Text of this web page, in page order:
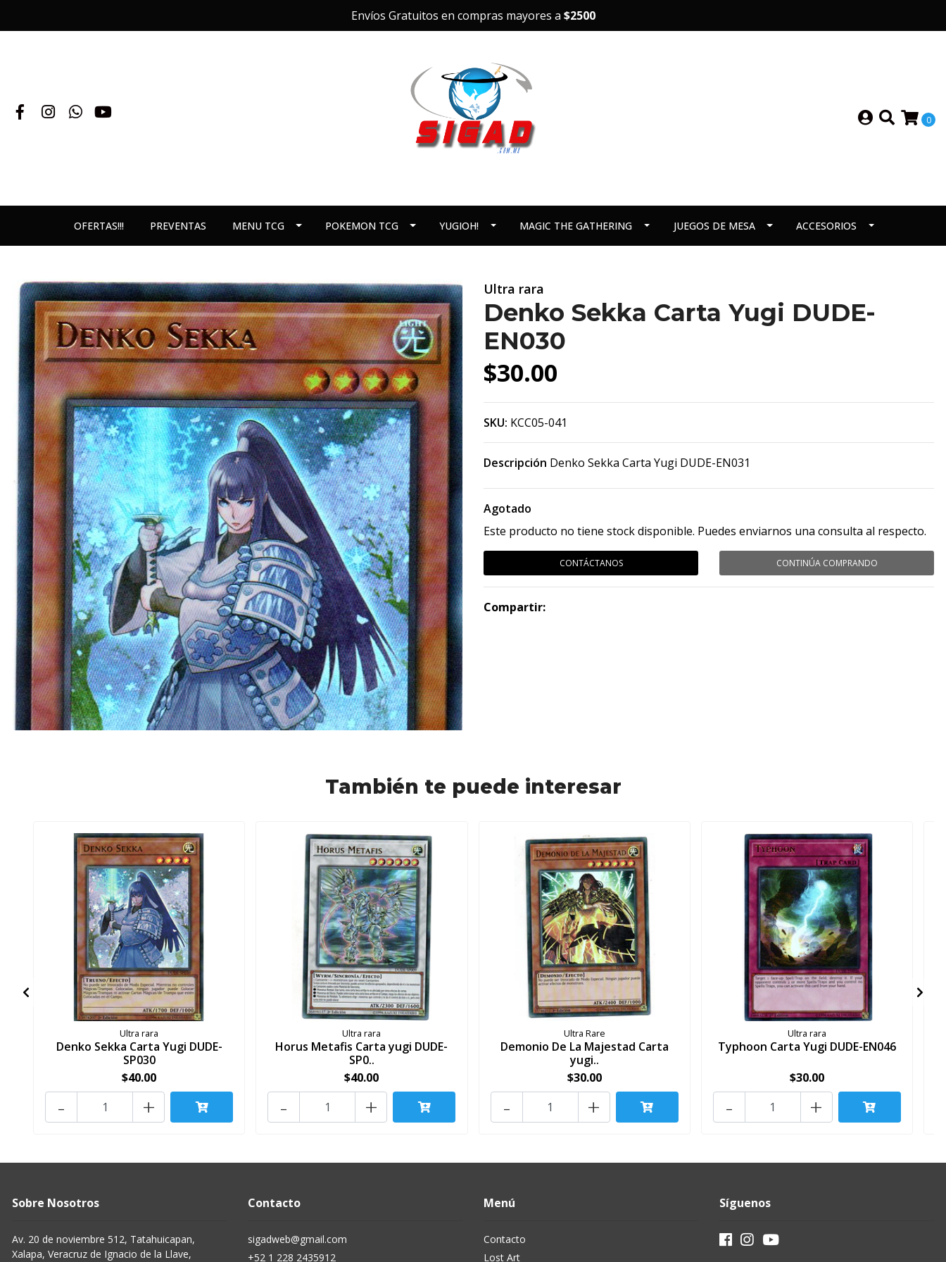
Envíos Gratuitos en compras mayores a $2500
0
OFERTAS!!! PREVENTAS MENU TCG POKEMON TCG YUGIOH! MAGIC THE GATHERING JUEGOS DE MESA ACCESORIOS
Ultra rara
Denko Sekka Carta Yugi DUDE-
EN030
$30.00
SKU: KCC05-041
Descripción Denko Sekka Carta Yugi DUDE-EN031
Agotado
Este producto no tiene stock disponible. Puedes enviarnos una consulta al respecto.
CONTÁCTANOS CONTINÚA COMPRANDO
Compartir:
También te puede interesar
Ultra rara
Denko Sekka Carta Yugi DUDE-
SP030
$40.00
+
-
Ultra rara
Horus Metafis Carta yugi DUDE-
SP0..
$40.00
+
-
Ultra Rare
Demonio De La Majestad Carta
yugi..
$30.00
+
-
Ultra rara
Typhoon Carta Yugi DUDE-EN046
$30.00
+
-
Sobre Nosotros
Av. 20 de noviembre 512, Tatahuicapan,
Xalapa, Veracruz de Ignacio de la Llave,
Contacto
sigadweb@gmail.com
+52 1 228 2435912
Menú
Contacto
Lost Art
Síguenos